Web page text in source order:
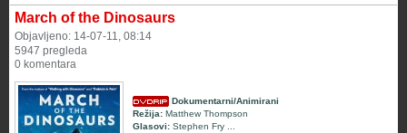
March of the Dinosaurs
Objavljeno: 14-07-11, 08:14
5947 pregleda
0 komentara
Dokumentarni/Animirani
Režija: Matthew Thompson
Glasovi: Stephen Fry